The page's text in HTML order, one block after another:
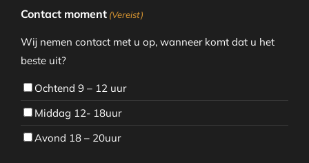
Contact moment (Vereist)
Wij nemen contact met u op, wanneer komt dat u het
beste uit?
Ochtend 9 – 12 uur
Middag 12- 18uur
Avond 18 – 20uur